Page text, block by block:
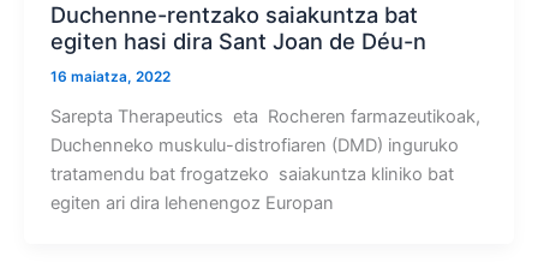
Duchenne-rentzako saiakuntza bat
egiten hasi dira Sant Joan de Déu-n
16 maiatza, 2022
Sarepta Therapeutics eta Rocheren farmazeutikoak,
Duchenneko muskulu-distrofiaren (DMD) inguruko
tratamendu bat frogatzeko saiakuntza kliniko bat
egiten ari dira lehenengoz Europan